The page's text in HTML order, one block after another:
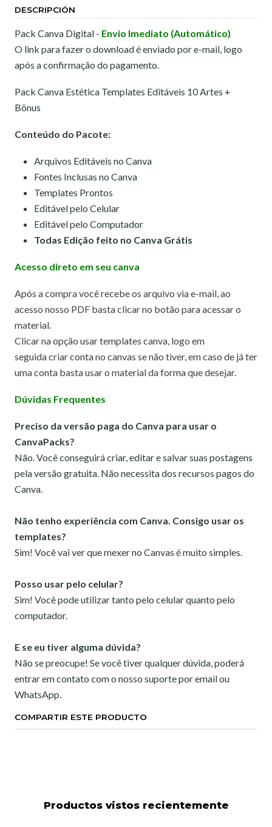
DESCRIPCIÓN
Pack Canva Digital - Envio Imediato (Automático)
O link para fazer o download é enviado por e-mail, logo
após a confirmação do pagamento.
Pack Canva Estética Templates Editáveis 10 Artes +
Bônus
Conteúdo do Pacote:
Arquivos Editáveis no Canva
Fontes Inclusas no Canva
Templates Prontos
Editável pelo Celular
Editável pelo Computador
Todas Edição feito no Canva Grátis
Acesso direto em seu canva
Após a compra você recebe os arquivo via e-mail, ao
acesso nosso PDF basta clicar no botão para acessar o
material.
Clicar na opção usar templates canva, logo em
seguida criar conta no canvas se não tiver, em caso de já ter
uma conta basta usar o material da forma que desejar.
Dúvidas Frequentes
Preciso da versão paga do Canva para usar o
CanvaPacks?
Não. Você conseguirá criar, editar e salvar suas postagens
pela versão gratuita. Não necessita dos recursos pagos do
Canva.
Não tenho experiência com Canva. Consigo usar os
templates?
Sim! Você vai ver que mexer no Canvas é muito simples.
Posso usar pelo celular?
Sim! Você pode utilizar tanto pelo celular quanto pelo
computador.
E se eu tiver alguma dúvida?
Não se preocupe! Se você tiver qualquer dúvida, poderá
entrar em contato com o nosso suporte por email ou
WhatsApp.
COMPARTIR ESTE PRODUCTO
Productos vistos recientemente